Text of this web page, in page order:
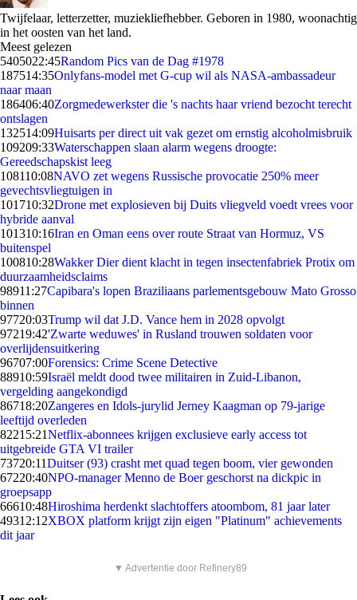
Twijfelaar, letterzetter, muziekliefhebber. Geboren in 1980, woonachtig
in het oosten van het land.
Meest gelezen
5405022:45Random Pics van de Dag #1978
187514:35Onlyfans-model met G-cup wil als NASA-ambassadeur
naar maan
186406:40Zorgmedewerkster die 's nachts haar vriend bezocht terecht
ontslagen
132514:09Huisarts per direct uit vak gezet om ernstig alcoholmisbruik
109209:33Waterschappen slaan alarm wegens droogte:
Gereedschapskist leeg
108110:08NAVO zet wegens Russische provocatie 250% meer
gevechtsvliegtuigen in
101710:32Drone met explosieven bij Duits vliegveld voedt vrees voor
hybride aanval
101310:16Iran en Oman eens over route Straat van Hormuz, VS
buitenspel
100810:28Wakker Dier dient klacht in tegen insectenfabriek Protix om
duurzaamheidsclaims
98911:27Capibara's lopen Braziliaans parlementsgebouw Mato Grosso
binnen
97720:03Trump wil dat J.D. Vance hem in 2028 opvolgt
97219:42'Zwarte weduwes' in Rusland trouwen soldaten voor
overlijdensuitkering
96707:00Forensics: Crime Scene Detective
88910:59Israël meldt dood twee militairen in Zuid-Libanon,
vergelding aangekondigd
86718:20Zangeres en Idols-jurylid Jerney Kaagman op 79-jarige
leeftijd overleden
82215:21Netflix-abonnees krijgen exclusieve early access tot
uitgebreide GTA VI trailer
73720:11Duitser (93) crasht met quad tegen boom, vier gewonden
67220:40NPO-manager Menno de Boer geschorst na dickpic in
groepsapp
66610:48Hiroshima herdenkt slachtoffers atoombom, 81 jaar later
49312:12XBOX platform krijgt zijn eigen "Platinum" achievements
dit jaar
▼ Advertentie door Refinery89